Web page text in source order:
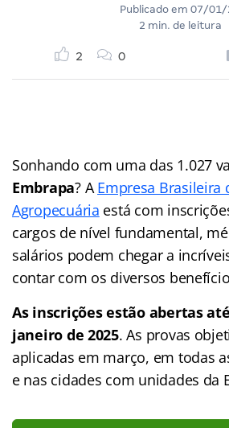
Publicado em 07/01/
2 min. de leitura
2 0
Sonhando com uma das 1.027
Embrapa? AEmpresa Brasileira
Agropecuária está com
cargos de nível fundamental,
salários podem chegar a
contar com os diversos
As inscrições estão abertas
janeiro de 2025. As provas
aplicadas em março, em todas
e nas cidades com unidades da